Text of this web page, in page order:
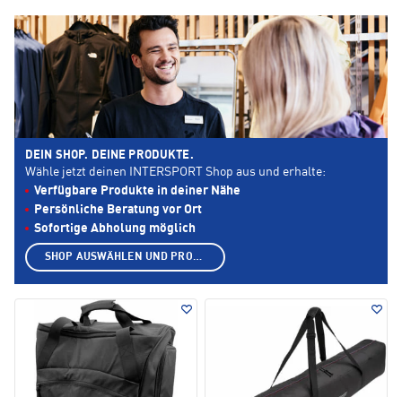
DEIN SHOP. DEINE PRODUKTE.
Wähle jetzt deinen INTERSPORT Shop aus und erhalte:
Verfügbare Produkte in deiner Nähe
Persönliche Beratung vor Ort
Sofortige Abholung möglich
SHOP AUSWÄHLEN UND PRODUKTE ANZEIGEN